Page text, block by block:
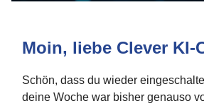
Moin, liebe Clever KI-
Schön, dass du wieder
deine Woche war bisher genauso